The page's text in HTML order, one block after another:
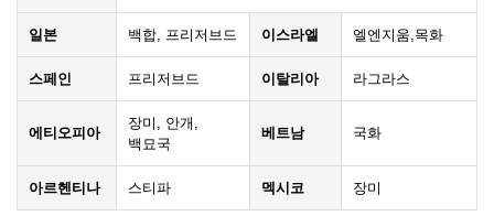
일본 백합, 프리저브드 이스라엘 엘엔지움,목화
스페인 프리저브드 이탈리아 라그라스
에티오피아
장미, 안개,
백묘국
베트남 국화
아르헨티나 스티파 멕시코 장미